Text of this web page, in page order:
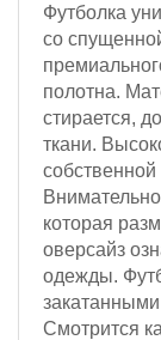
Футболка
со
полотна.
стирается,
ткани.
которая
оверсайз
одежды.
Смотрится